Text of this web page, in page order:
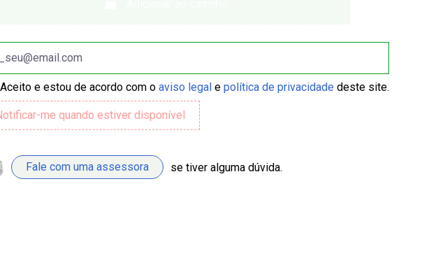
Aceito e estou de acordo com oaviso legal epolítica de privacidade deste site.
Fale com uma assessora se tiver alguma dúvida.